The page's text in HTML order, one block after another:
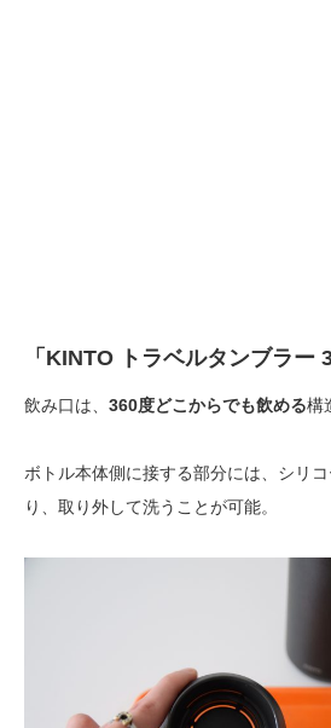
「KINTO トラベルタンブラー
飲み口は、 360度どこからでも飲める構
ボトル本体側に接する部分には、シリ
り、取り外して洗うことが可能。